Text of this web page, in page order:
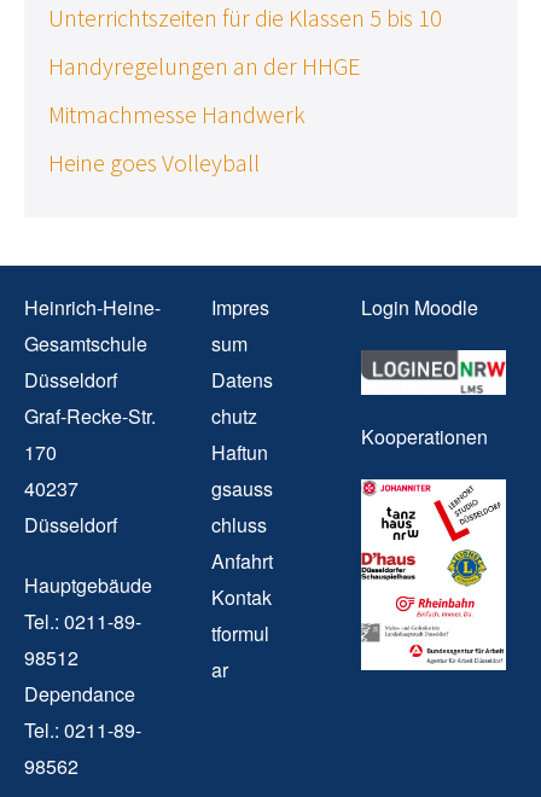
Unterrichtszeiten für die Klassen 5 bis 10
Handyregelungen an der HHGE
Mitmachmesse Handwerk
Heine goes Volleyball
Heinrich-Heine-
Gesamtschule
Düsseldorf
Graf-Recke-Str.
170
40237
Düsseldorf
Hauptgebäude
Tel.: 0211-89-
98512
Dependance
Tel.: 0211-89-
98562
Impres
sum
Datens
chutz
Haftun
gsauss
chluss
Anfahrt
Kontak
tformul
ar
Login Moodle
Kooperationen